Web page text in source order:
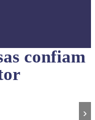
confiam
›